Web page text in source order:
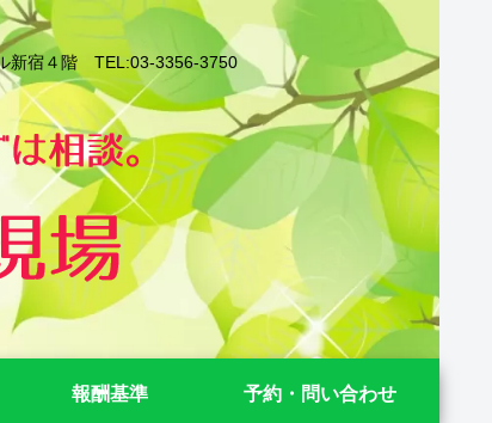
新宿４階 TEL:03-3356-3750
報酬基準 予約・問い合わせ